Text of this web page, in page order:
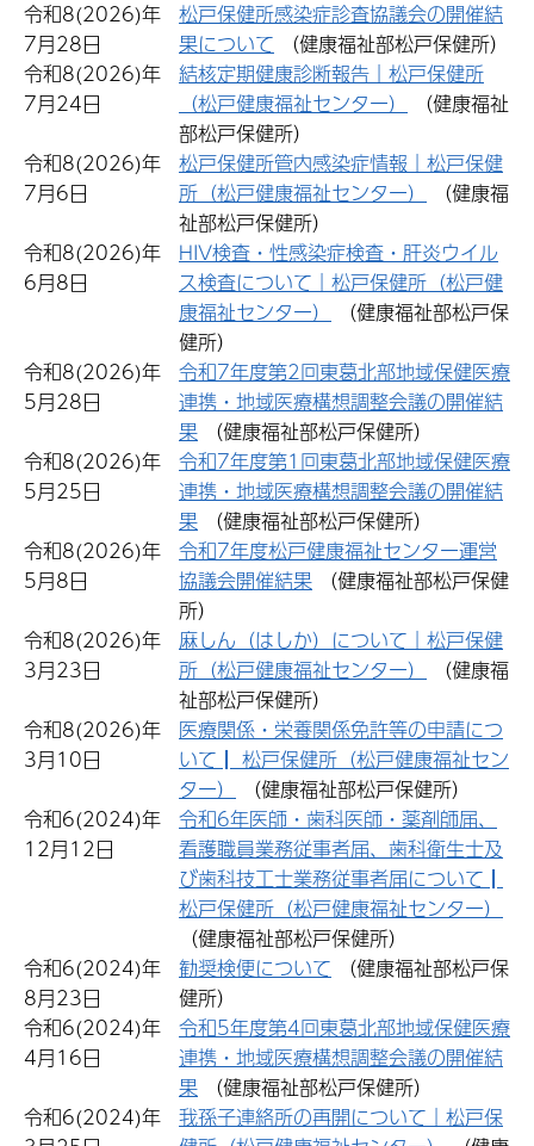
令和8(2026)年
7月28日
松戸保健所感染症診査協議会の開催結
果について
（健康福祉部松戸保健所）
令和8(2026)年
7月24日
結核定期健康診断報告｜松戸保健所
（松戸健康福祉センター）
部松戸保健所）
令和8(2026)年
7月6日
松戸保健所管内感染症情報｜松戸保健
所（松戸健康福祉センター）
祉部松戸保健所）
令和8(2026)年
6月8日
HIV検査・性感染症検査・肝炎ウイル
ス検査について｜松戸保健所（松戸健
康福祉センター）
健所）
令和8(2026)年
5月28日
令和7年度第2回東葛北部地域保健医療
連携・地域医療構想調整会議の開催結
果
（健康福祉部松戸保健所）
令和8(2026)年
5月25日
令和7年度第1回東葛北部地域保健医療
連携・地域医療構想調整会議の開催結
果
（健康福祉部松戸保健所）
令和8(2026)年
5月8日
令和7年度松戸健康福祉センター運営
協議会開催結果
所）
令和8(2026)年
3月23日
麻しん（はしか）について｜松戸保健
所（松戸健康福祉センター）
祉部松戸保健所）
令和8(2026)年
3月10日
医療関係・栄養関係免許等の申請につ
いて┃ 松戸保健所（松戸健康福祉セン
ター）
（健康福祉部松戸保健所）
令和6(2024)年
12月12日
令和6年医師・歯科医師・薬剤師届、
看護職員業務従事者届、歯科衛生士及
び歯科技工士業務従事者届について┃
松戸保健所（松戸健康福祉センター）
（健康福祉部松戸保健所）
令和6(2024)年
8月23日
勧奨検便について
健所）
令和6(2024)年
4月16日
令和5年度第4回東葛北部地域保健医療
連携・地域医療構想調整会議の開催結
果
（健康福祉部松戸保健所）
令和6(2024)年 我孫子連絡所の再開について｜松戸保